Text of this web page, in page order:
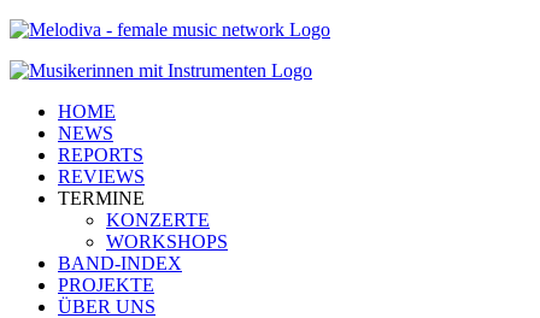
HOME
NEWS
REPORTS
REVIEWS
TERMINE
KONZERTE
WORKSHOPS
BAND-INDEX
PROJEKTE
ÜBER UNS